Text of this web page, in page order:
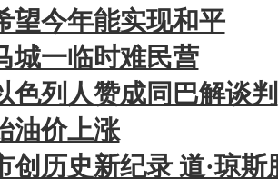
望今年能实现和平
城一临时难民营
色列人赞成同巴解谈判
油价上涨
创历史新纪录 道·琼